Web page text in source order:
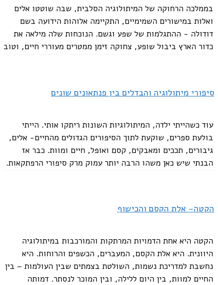
בממלכה הרחוקה של המיתולוגיה הסלבית, שבה שוטטו אלים
ואלות במישורים השמימיים, התקיימה אלוהות הידועה בשם
דודולה - ההתגלמות של שפע וגשם. הנוכחות שלה מילאה את
כדור הארץ ביבול שופע, צחוקה זימן ממטרים מעוררי חיים, וטוב
סיפורי מיתולוגיה והבדלים בין פנתאונים שונים
עוד כשהייתי ילדה, המיתולוגיות השונות ריתקו אותי. הייתי
בולעת ספרים, שוקעת לתוך הסיפורים הגדולים מהחיים- אלים,
גיבורים, תככים ומאבקים, קסם ואופל, חיים ומוות. כבר אז
הבנתי שיש כאן משהו הרבה יותר עמוק מרק סיפורי הרפתקאות.
הקטה- אלת הקסם והכישוף
הקטה היא אחת הדמויות המרתקות והמורכבות במיתולוגיה
היוונית. היא אלת הקסם, המעברים, הכשפים והרוחות. היא
נחשבת למדריכת נשמות, השולטת בצמתים שבין העולמות – בין
החיים למוות, בין היום ללילה, ובין המוכר לנסתר. דמותה